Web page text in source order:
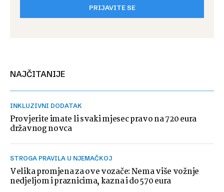
PRIJAVITE SE
NAJČITANIJE
INKLUZIVNI DODATAK
Provjerite imate li svaki mjesec pravo na 720 eura
državnog novca
STROGA PRAVILA U NJEMAČKOJ
Velika promjena za ove vozače: Nema više vožnje
nedjeljom i praznicima, kazna i do 570 eura